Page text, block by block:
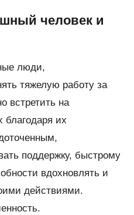
человек и
люди,
тяжелую работу за
встретить на
благодаря их
поддержку, быстрому
вдохновлять и
действиями.